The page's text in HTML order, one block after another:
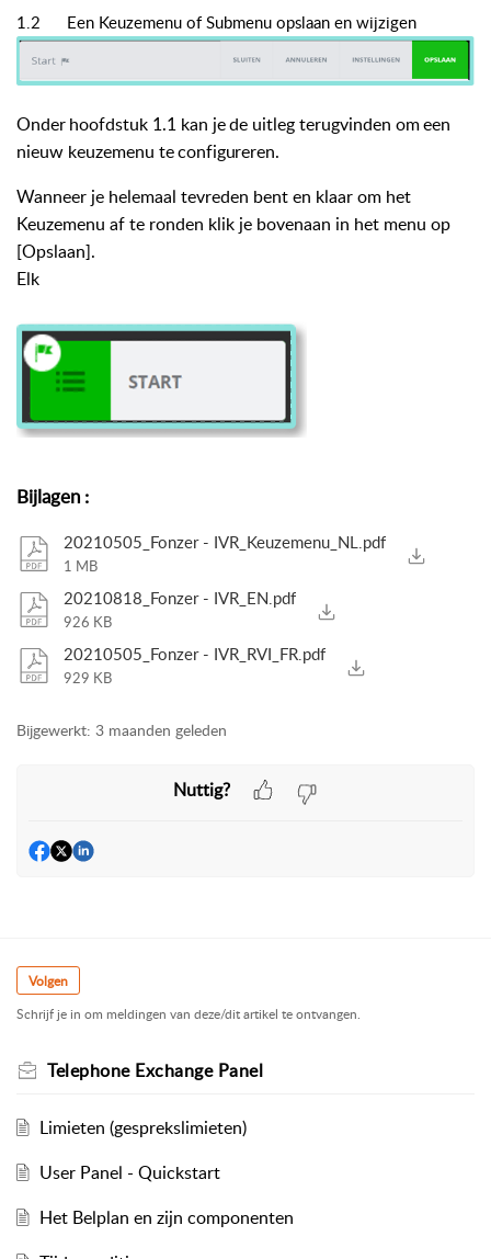
1.2 Een Keuzemenu of Submenu opslaan en wijzigen
Onderhoofdstuk 1.1 kan jede uitlegterugvinden omeen
nieuw keuzemenu teconfigureren.
Wanneer je helemaal tevreden bent en klaar om het
Keuzemenu af te ronden klik je bovenaan in het menu op
[Opslaan].
Elk
Bijlagen :
20210505_Fonzer - IVR_Keuzemenu_NL.pdf
1 MB
20210818_Fonzer - IVR_EN.pdf
926 KB
20210505_Fonzer - IVR_RVI_FR.pdf
929 KB
Bijgewerkt: 3 maanden geleden
Nuttig?
Volgen
Schrijf je in om meldingen van deze/dit artikel te ontvangen.
Telephone Exchange Panel
Limieten (gesprekslimieten)
User Panel - Quickstart
Het Belplan en zijn componenten